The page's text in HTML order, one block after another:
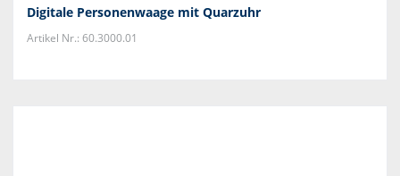
Digitale Personenwaage mit Quarzuhr
Artikel Nr.: 60.3000.01